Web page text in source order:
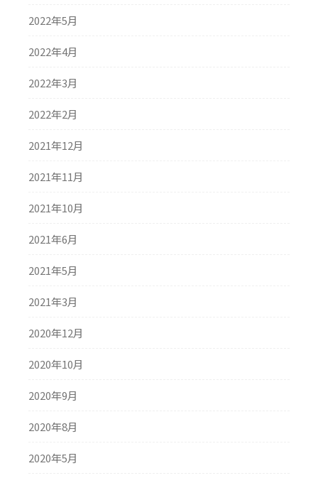
2022年5月
2022年4月
2022年3月
2022年2月
2021年12月
2021年11月
2021年10月
2021年6月
2021年5月
2021年3月
2020年12月
2020年10月
2020年9月
2020年8月
2020年5月